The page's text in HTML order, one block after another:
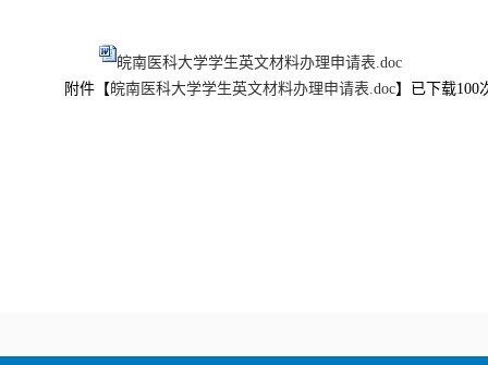
皖南医科大学学生英文材料办理申请表.doc
附件【 皖南医科大学学生英文材料办理申请表.doc】已下载100